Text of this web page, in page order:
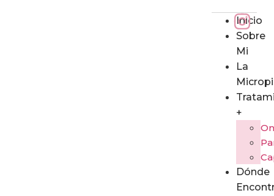
Inicio
Sobre
Mi
La
+
Dónde